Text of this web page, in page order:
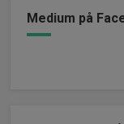
Medium på